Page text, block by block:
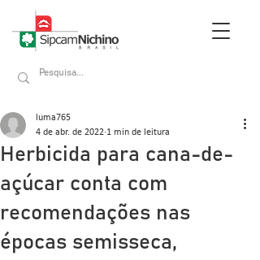
Herbicida para cana-de-
açúcar conta com
recomendações nas
épocas semisseca,
luma765
4 de abr. de 2022 1 min de leitura